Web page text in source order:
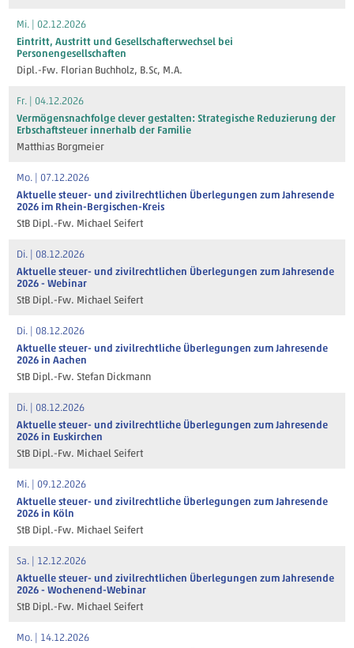
Mi. | 02.12.2026
Eintritt, Austritt und Gesellschafterwechsel bei
Personengesellschaften
Dipl.-Fw. Florian Buchholz, B.Sc, M.A.
Fr. | 04.12.2026
Vermögensnachfolge clever gestalten: Strategische Reduzierung der
Erbschaftsteuer innerhalb der Familie
Matthias Borgmeier
Mo. | 07.12.2026
Aktuelle steuer- und zivilrechtlichen Überlegungen zum Jahresende
2026 im Rhein-Bergischen-Kreis
StB Dipl.-Fw. Michael Seifert
Di. | 08.12.2026
Aktuelle steuer- und zivilrechtlichen Überlegungen zum Jahresende
2026 - Webinar
StB Dipl.-Fw. Michael Seifert
Di. | 08.12.2026
Aktuelle steuer- und zivilrechtliche Überlegungen zum Jahresende
2026 in Aachen
StB Dipl.-Fw. Stefan Dickmann
Di. | 08.12.2026
Aktuelle steuer- und zivilrechtliche Überlegungen zum Jahresende
2026 in Euskirchen
StB Dipl.-Fw. Michael Seifert
Mi. | 09.12.2026
Aktuelle steuer- und zivilrechtliche Überlegungen zum Jahresende
2026 in Köln
StB Dipl.-Fw. Michael Seifert
Sa. | 12.12.2026
Aktuelle steuer- und zivilrechtlichen Überlegungen zum Jahresende
2026 - Wochenend-Webinar
StB Dipl.-Fw. Michael Seifert
Mo. | 14.12.2026